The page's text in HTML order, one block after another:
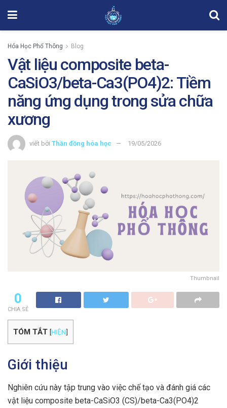
Hóa Học Phổ Thông Blog
Vật liệu composite beta-
CaSiO3/beta-Ca3(PO4)2: Tiềm
năng ứng dụng trong sửa chữa
xương
viết bởi Thần đồng hóa học 19/05/2026
Thumbnail
0
CHIA SẺ
TÓM TẮT [HIỆN]
Giới thiệu
Nghiên cứu này tập trung vào việc chế tạo và đánh giá các
vật liệu composite beta-CaSiO3 (CS)/beta-Ca3(PO4)2